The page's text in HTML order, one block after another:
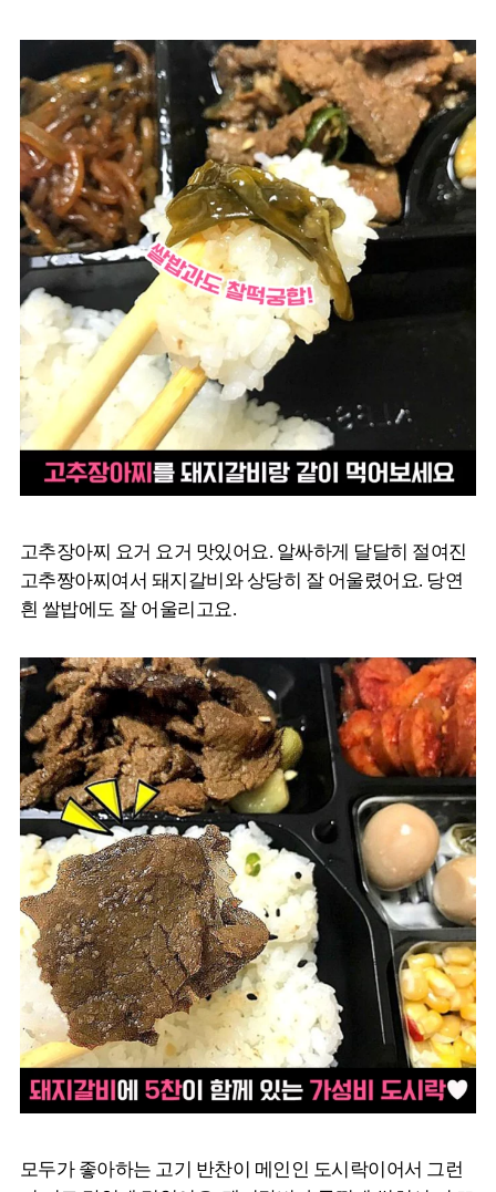
고추장아찌 요거 요거 맛있어요. 알싸하게 달달히 절여진
고추짱아찌여서 돼지갈비와 상당히 잘 어울렸어요. 당연
흰 쌀밥에도 잘 어울리고요.
모두가 좋아하는 고기 반찬이 메인인 도시락이어서 그런